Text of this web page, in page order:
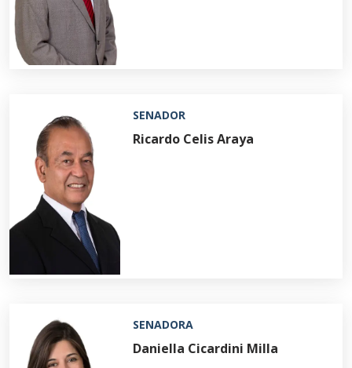
SENADOR
Ricardo Celis Araya
SENADORA
Daniella Cicardini Milla